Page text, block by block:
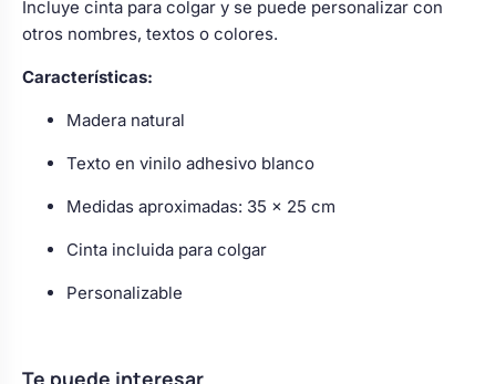
Incluye cinta para colgar y se puede personalizar con
otros nombres, textos o colores.
Características:
Madera natural
Texto en vinilo adhesivo blanco
Medidas aproximadas: 35 x 25 cm
Cinta incluida para colgar
Personalizable